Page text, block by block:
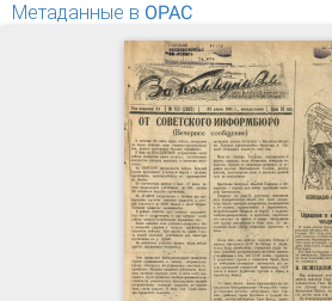
Метаданные в OPAC